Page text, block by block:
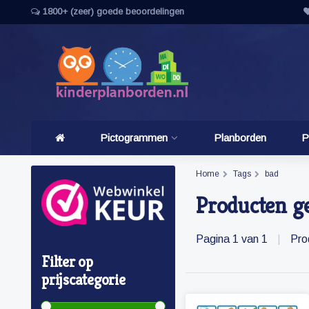
1800+ (zeer) goede beoordelingen
Pictogrammen Planborden
Filter op
prijscategorie
Home Tags bad
Producten
Pagina 1 van 1